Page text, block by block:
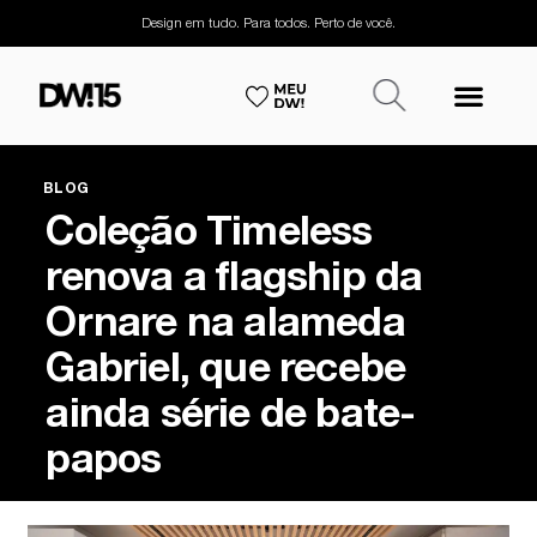
Design em tudo. Para todos. Perto de você.
BLOG
Coleção Timeless
renova a flagship da
Ornare na alameda
Gabriel, que recebe
ainda série de bate-
papos